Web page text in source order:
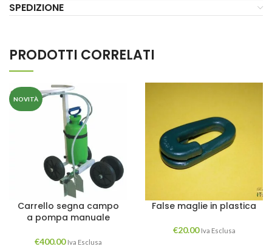
SPEDIZIONE
PRODOTTI CORRELATI
NOVITÀ
Carrello segna campo
a pompa manuale
€400.00 Iva Esclusa
False maglie in plastica
€20.00 Iva Esclusa